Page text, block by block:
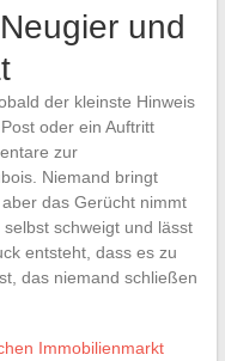
und
der kleinste Hinweis
oder ein Auftritt
zur
Niemand bringt
das Gerücht nimmt
schweigt und lässt
entsteht, dass es zu
das niemand schließen
Immobilienmarkt